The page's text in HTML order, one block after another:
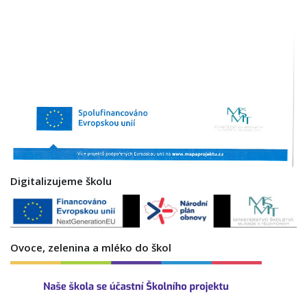
Digitalizujeme školu
Ovoce, zelenina a mléko do škol